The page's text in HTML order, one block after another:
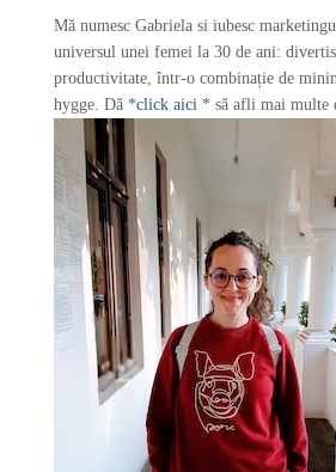
:Mă numesc Gabriela si iubesc
universul unei femei la 30 de ani:
productivitate, într-o combinație de
hygge. Dă *click aici * să afli mai multe